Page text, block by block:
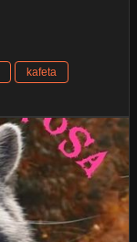
kafeta